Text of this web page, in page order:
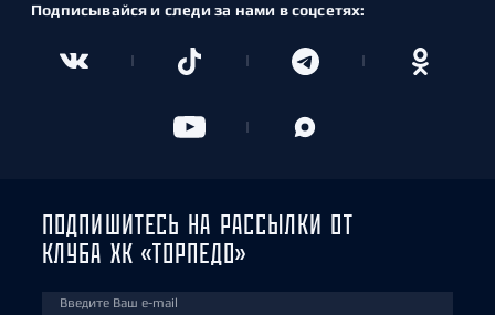
Подписывайся и следи за нами в соцсетях:
ПОДПИШИТЕСЬ НА РАССЫЛКИ ОТ
КЛУБА ХК «ТОРПЕДО»
Введите Ваш e-mail